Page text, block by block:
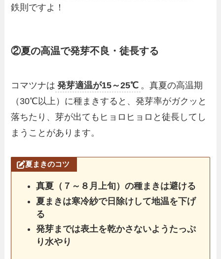
鉄則ですよ！
②夏の高温で発芽不良・徒長する
コマツナは 発芽適温が15～25℃ 。真夏の高温期
（30℃以上）に種まきすると、発芽率がガクッと
落ちたり、芽が出てもヒョロヒョロと徒長してし
まうことがあります。
夏まきのコツ
真夏（７～８月上旬）の種まきは避ける
夏まきは寒冷紗で日除けして地温を下げ
る
発芽までは表土を乾かさないようたっぷ
り水やり